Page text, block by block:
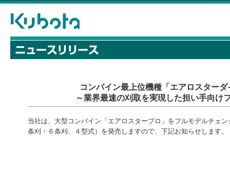
コンバイン最上位機種「エアロスター
～業界最速の刈取を実現した担い手向け
当社は、大型コンバイン「エアロスタープロ」をフルモデルチェ
条刈・６条刈、４型式）を発売しますので、下記お知らせします。